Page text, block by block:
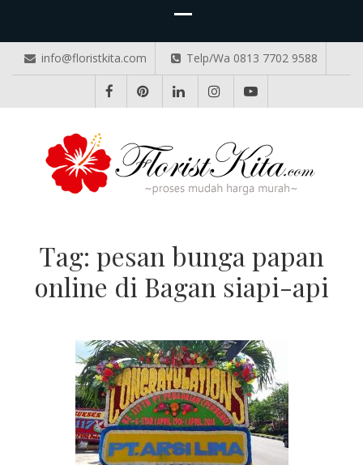
info@floristkita.com Telp/Wa 0813 7702 9588
Tag: pesan bunga papan
online di Bagan siapi-api